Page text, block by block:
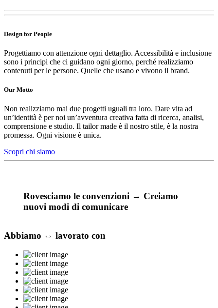
Design for People
Progettiamo con attenzione ogni dettaglio. Accessibilità e inclusione
sono i principi che ci guidano ogni giorno, perché realizziamo
contenuti per le persone. Quelle che usano e vivono il brand.
Our Motto
Non realizziamo mai due progetti uguali tra loro. Dare vita ad
un’identità è per noi un’avventura creativa fatta di ricerca, analisi,
comprensione e studio. Il tailor made è il nostro stile, è la nostra
promessa. Ogni visione è unica.
Scopri chi siamo
Rovesciamo le convenzioni → Creiamo
nuovi modi di comunicare
Abbiamo ⇔ lavorato con